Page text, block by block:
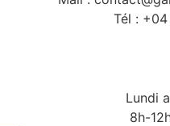
Tél :
Lundi
8h-